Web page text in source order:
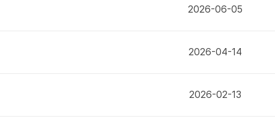
2026-06-05
2026-04-14
2026-02-13